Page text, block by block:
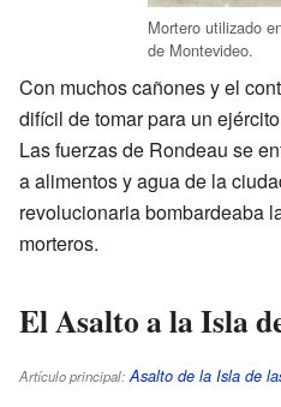
Mortero utilizado
de Montevideo.
Con muchos cañones y el
difícil de tomar para un
Las fuerzas de Rondeau se
a alimentos y agua de la
revolucionaria bombardeaba
morteros.
El Asalto a la Isla
Artículo principal: Asalto de la Isla de